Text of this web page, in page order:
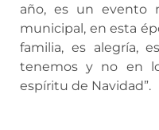
año, es un evento
municipal, en esta
familia, es alegría,
tenemos y no en
espíritu de Navidad”.